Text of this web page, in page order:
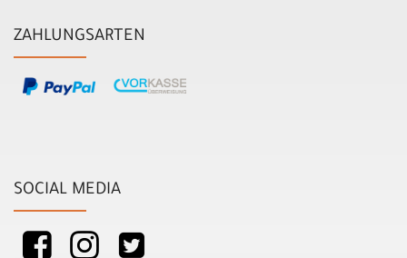
ZAHLUNGSARTEN
SOCIAL MEDIA